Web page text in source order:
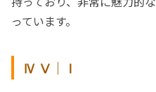
っています。
Ⅳ Ⅴ｜Ⅰ